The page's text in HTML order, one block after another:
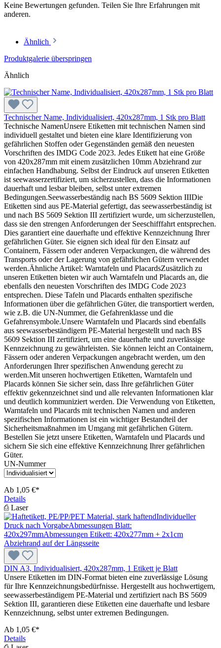
Keine Bewertungen gefunden. Teilen Sie Ihre Erfahrungen mit
anderen.
Ähnlich
Produktgalerie überspringen
Ähnlich
Technischer Name, Individualisiert, 420x287mm, 1 Stk pro Blatt
Technische NamenUnsere Etiketten mit technischen Namen sind
individuell gestaltet und bieten eine klare Identifizierung von
gefährlichen Stoffen oder Gegenständen gemäß den neuesten
Vorschriften des IMDG Code 2023. Jedes Etikett hat eine Größe
von 420x287mm mit einem zusätzlichen 10mm Abziehrand zur
einfachen Handhabung. Selbst der Eindruck auf unseren Etiketten
ist seewasserzertifiziert, um sicherzustellen, dass die Informationen
dauerhaft und lesbar bleiben, selbst unter extremen
Bedingungen.Seewasserbeständig nach BS 5609 Sektion IIIDie
Etiketten sind aus PE-Material gefertigt, das seewasserbeständig ist
und nach BS 5609 Sektion III zertifiziert wurde, um sicherzustellen,
dass sie den strengen Anforderungen der Seeschifffahrt entsprechen.
Dies garantiert eine dauerhafte und effektive Kennzeichnung Ihrer
gefährlichen Güter. Sie eignen sich ideal für den Einsatz auf
Containern, Fässern oder anderen Verpackungen, die während des
Transports oder der Lagerung von gefährlichen Gütern verwendet
werden.Ähnliche Artikel: Warntafeln und PlacardsZusätzlich zu
unseren Etiketten bieten wir auch Warntafeln und Placards an, die
ebenfalls den neuesten Vorschriften des IMDG Code 2023
entsprechen. Diese Tafeln und Placards enthalten spezifische
Informationen über die gefährlichen Güter, die transportiert werden,
wie z.B. die UN-Nummer, die Gefahrenklasse und die
Gefahrensymbole.Unsere Warntafeln und Placards sind ebenfalls
aus seewasserbeständigem PE-Material hergestellt und nach BS
5609 Sektion III zertifiziert, um eine dauerhafte und zuverlässige
Kennzeichnung zu gewährleisten. Sie können leicht an Containern,
Fässern oder anderen Verpackungen angebracht werden, um den
Anforderungen Ihrer spezifischen Anwendung gerecht zu
werden.Mit unseren hochwertigen Etiketten, Warntafeln und
Placards können Sie sicher sein, dass Ihre gefährlichen Güter
effektiv gekennzeichnet sind und alle relevanten Informationen klar
und deutlich kommuniziert werden. Die Verwendung von Etiketten,
Warntafeln und Placards mit technischen Namen und anderen
spezifischen Informationen ist ein wichtiger Bestandteil der
Sicherheitsmaßnahmen im Umgang mit gefährlichen Gütern.
Bestellen Sie jetzt unsere Etiketten, Warntafeln und Placards und
sichern Sie sich eine effektive Kennzeichnung Ihrer gefährlichen
Güter.
UN-Nummer
Ab 1,05 €*
Details
⎙ Laser
DIN A3, Individualisiert, 420x287mm, 1 Etikett je Blatt
Unsere Etiketten im DIN-Format bieten eine zuverlässige Lösung
für Ihre Kennzeichnungsbedürfnisse. Hergestellt aus hochwertigem,
seewasserbeständigem PE-Material und zertifiziert nach BS 5609
Sektion III, garantieren diese Etiketten eine dauerhafte und lesbare
Kennzeichnung, selbst unter extremen Bedingungen.
Ab 1,05 €*
Details